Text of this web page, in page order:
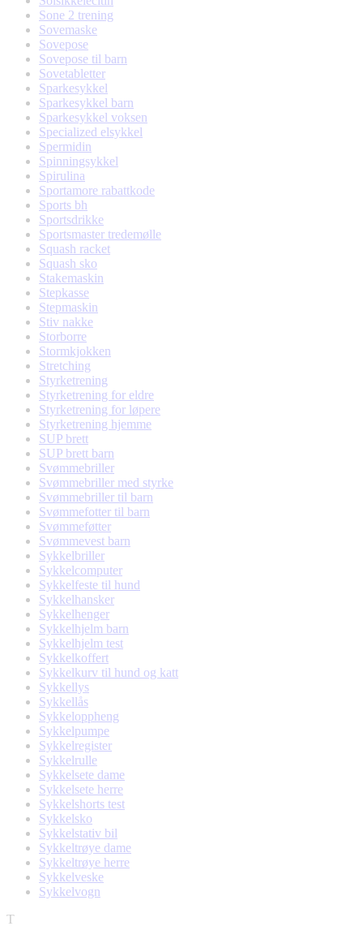
Sone 2 trening
Sovemaske
Sovepose
Sovepose til barn
Sovetabletter
Sparkesykkel
Sparkesykkel barn
Sparkesykkel voksen
Specialized elsykkel
Spermidin
Spinningsykkel
Spirulina
Sportamore rabattkode
Sports bh
Sportsdrikke
Sportsmaster tredemølle
Squash racket
Squash sko
Stakemaskin
Stepkasse
Stepmaskin
Stiv nakke
Storborre
Stormkjokken
Stretching
Styrketrening
Styrketrening for eldre
Styrketrening for løpere
Styrketrening hjemme
SUP brett
SUP brett barn
Svømmebriller
Svømmebriller med styrke
Svømmebriller til barn
Svømmefotter til barn
Svømmeføtter
Svømmevest barn
Sykkelbriller
Sykkelcomputer
Sykkelfeste til hund
Sykkelhansker
Sykkelhenger
Sykkelhjelm barn
Sykkelhjelm test
Sykkelkoffert
Sykkelkurv til hund og katt
Sykkellys
Sykkellås
Sykkeloppheng
Sykkelpumpe
Sykkelregister
Sykkelrulle
Sykkelsete dame
Sykkelsete herre
Sykkelshorts test
Sykkelsko
Sykkelstativ bil
Sykkeltrøye dame
Sykkeltrøye herre
Sykkelveske
Sykkelvogn
T